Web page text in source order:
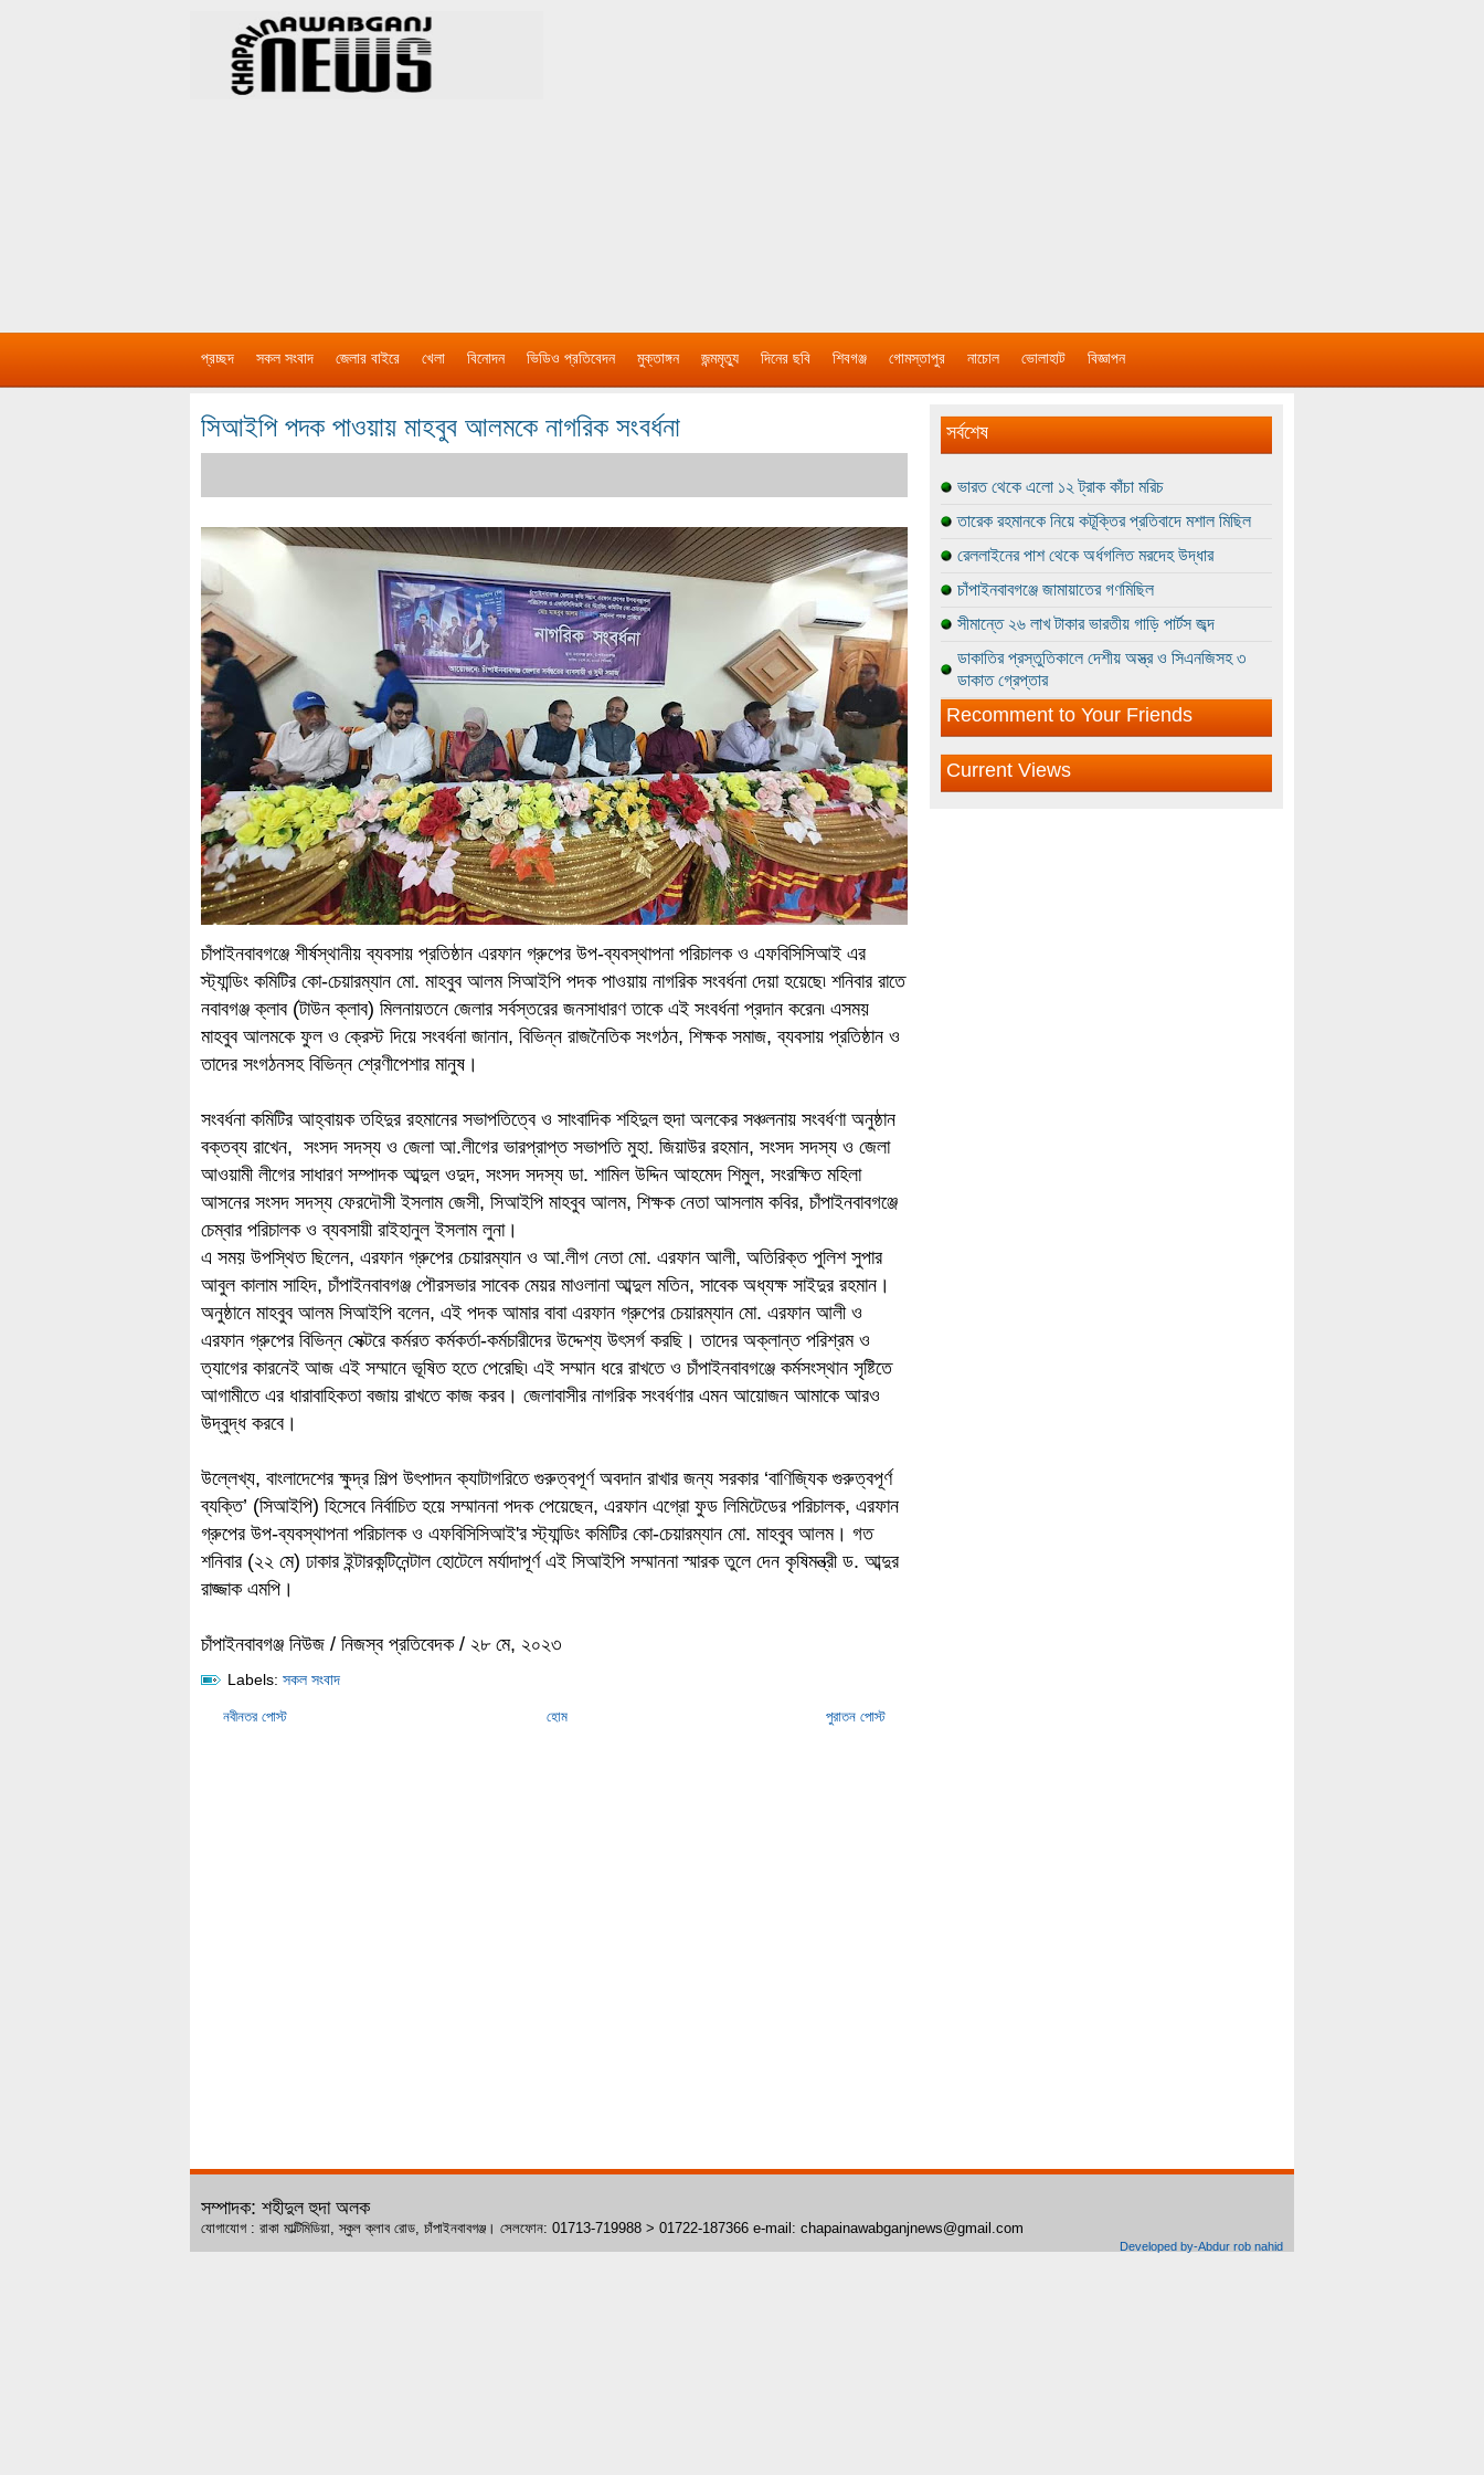
প্রচ্ছদ সকল সংবাদ জেলার বাইরে খেলা বিনোদন ভিডিও প্রতিবেদন মুক্তাঙ্গন জন্মমৃত্যু দিনের ছবি শিবগঞ্জ গোমস্তাপুর নাচোল ভোলাহাট বিজ্ঞাপন
সিআইপি পদক পাওয়ায় মাহবুব আলমকে নাগরিক সংবর্ধনা
চাঁপাইনবাবগঞ্জে শীর্ষস্থানীয় ব্যবসায় প্রতিষ্ঠান এরফান গ্রুপের উপ-ব্যবস্থাপনা পরিচালক ও এফবিসিসিআই এর
স্ট্যান্ডিং কমিটির কো-চেয়ারম্যান মো. মাহবুব আলম সিআইপি পদক পাওয়ায় নাগরিক সংবর্ধনা দেয়া হয়েছে৷ শনিবার রাতে
নবাবগঞ্জ ক্লাব (টাউন ক্লাব) মিলনায়তনে জেলার সর্বস্তরের জনসাধারণ তাকে এই সংবর্ধনা প্রদান করেন৷ এসময়
মাহবুব আলমকে ফুল ও ক্রেস্ট দিয়ে সংবর্ধনা জানান, বিভিন্ন রাজনৈতিক সংগঠন, শিক্ষক সমাজ, ব্যবসায় প্রতিষ্ঠান ও
তাদের সংগঠনসহ বিভিন্ন শ্রেণীপেশার মানুষ।
সংবর্ধনা কমিটির আহ্বায়ক তহিদুর রহমানের সভাপতিত্বে ও সাংবাদিক শহিদুল হুদা অলকের সঞ্চলনায় সংবর্ধণা অনুষ্ঠান
বক্তব্য রাখেন, সংসদ সদস্য ও জেলা আ.লীগের ভারপ্রাপ্ত সভাপতি মুহা. জিয়াউর রহমান, সংসদ সদস্য ও জেলা
আওয়ামী লীগের সাধারণ সম্পাদক আব্দুল ওদুদ, সংসদ সদস্য ডা. শামিল উদ্দিন আহমেদ শিমুল, সংরক্ষিত মহিলা
আসনের সংসদ সদস্য ফেরদৌসী ইসলাম জেসী, সিআইপি মাহবুব আলম, শিক্ষক নেতা আসলাম কবির, চাঁপাইনবাবগঞ্জে
চেম্বার পরিচালক ও ব্যবসায়ী রাইহানুল ইসলাম লুনা।
এ সময় উপস্থিত ছিলেন, এরফান গ্রুপের চেয়ারম্যান ও আ.লীগ নেতা মো. এরফান আলী, অতিরিক্ত পুলিশ সুপার
আবুল কালাম সাহিদ, চাঁপাইনবাবগঞ্জ পৌরসভার সাবেক মেয়র মাওলানা আব্দুল মতিন, সাবেক অধ্যক্ষ সাইদুর রহমান।
অনুষ্ঠানে মাহবুব আলম সিআইপি বলেন, এই পদক আমার বাবা এরফান গ্রুপের চেয়ারম্যান মো. এরফান আলী ও
এরফান গ্রুপের বিভিন্ন সেক্টরে কর্মরত কর্মকর্তা-কর্মচারীদের উদ্দেশ্য উৎসর্গ করছি। তাদের অক্লান্ত পরিশ্রম ও
ত্যাগের কারনেই আজ এই সম্মানে ভূষিত হতে পেরেছি৷ এই সম্মান ধরে রাখতে ও চাঁপাইনবাবগঞ্জে কর্মসংস্থান সৃষ্টিতে
আগামীতে এর ধারাবাহিকতা বজায় রাখতে কাজ করব। জেলাবাসীর নাগরিক সংবর্ধণার এমন আয়োজন আমাকে আরও
উদ্বুদ্ধ করবে।
উল্লেখ্য, বাংলাদেশের ক্ষুদ্র শিল্প উৎপাদন ক্যাটাগরিতে গুরুত্বপূর্ণ অবদান রাখার জন্য সরকার ‘বাণিজ্যিক গুরুত্বপূর্ণ
ব্যক্তি’ (সিআইপি) হিসেবে নির্বাচিত হয়ে সম্মাননা পদক পেয়েছেন, এরফান এগ্রো ফুড লিমিটেডের পরিচালক, এরফান
গ্রুপের উপ-ব্যবস্থাপনা পরিচালক ও এফবিসিসিআই'র স্ট্যান্ডিং কমিটির কো-চেয়ারম্যান মো. মাহবুব আলম। গত
শনিবার (২২ মে) ঢাকার ইন্টারকন্টিনেন্টাল হোটেলে মর্যাদাপূর্ণ এই সিআইপি সম্মাননা স্মারক তুলে দেন কৃষিমন্ত্রী ড. আব্দুর
রাজ্জাক এমপি।
চাঁপাইনবাবগঞ্জ নিউজ / নিজস্ব প্রতিবেদক / ২৮ মে, ২০২৩
Labels: সকল সংবাদ
নবীনতর পোস্ট পুরাতন পোস্ট
হোম
সর্বশেষ
ভারত থেকে এলো ১২ ট্রাক কাঁচা মরিচ
তারেক রহমানকে নিয়ে কটূক্তির প্রতিবাদে মশাল মিছিল
রেললাইনের পাশ থেকে অর্ধগলিত মরদেহ উদ্ধার
চাঁপাইনবাবগঞ্জে জামায়াতের গণমিছিল
সীমান্তে ২৬ লাখ টাকার ভারতীয় গাড়ি পার্টস জব্দ
ডাকাতির প্রস্তুতিকালে দেশীয় অস্ত্র ও সিএনজিসহ ৩
ডাকাত গ্রেপ্তার
Recomment to Your Friends
Current Views
সম্পাদক: শহীদুল হুদা অলক
যোগাযোগ : রাকা মাল্টিমিডিয়া, স্কুল ক্লাব রোড, চাঁপাইনবাবগঞ্জ। সেলফোন: 01713-719988 > 01722-187366 e-mail: chapainawabganjnews@gmail.com
Developed by-Abdur rob nahid